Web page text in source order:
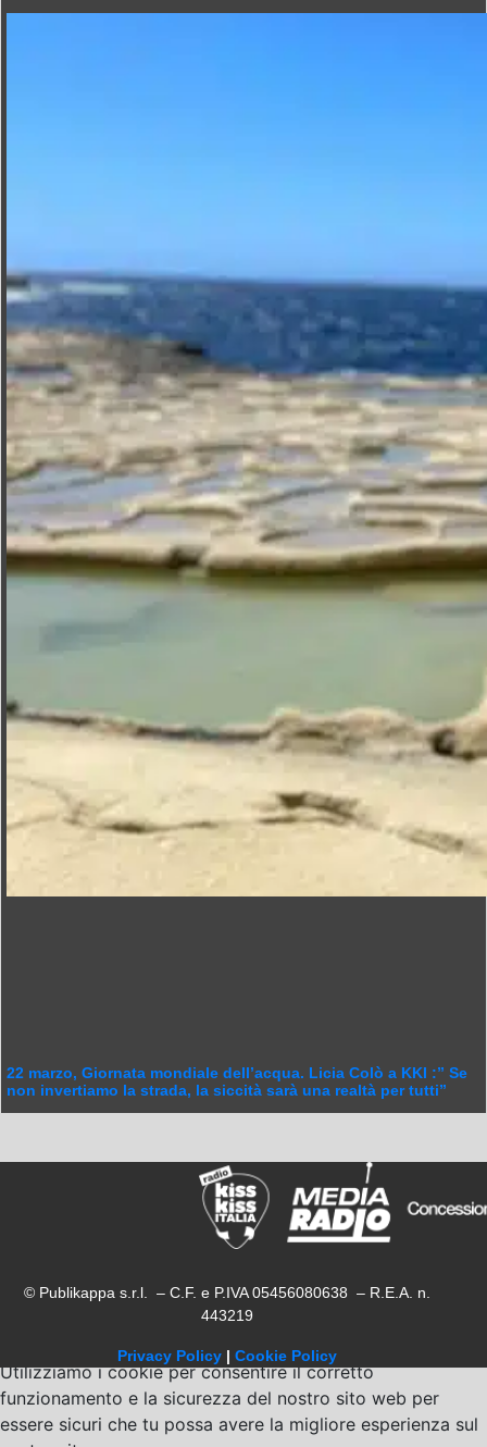
22 marzo, Giornata mondiale dell’acqua. Licia Colò a KKI :” Se
non invertiamo la strada, la siccità sarà una realtà per tutti”
© Publikappa s.r.l. – C.F. e P.IVA 05456080638 – R.E.A. n.
443219
Privacy Policy | Cookie Policy
Utilizziamo i cookie per consentire il corretto
funzionamento e la sicurezza del nostro sito web per
essere sicuri che tu possa avere la migliore esperienza sul